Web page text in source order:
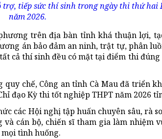
tiếp sức thí sinh trong ngày thi thứ hai
năm 2026.
trên địa bàn tỉnh khá thuận lợi,
án bảo đảm an ninh, trật tự, phân
cả thí sinh đều có mặt tại điểm thi
chế, Công an tỉnh Cà Mau đã triển
đạo Kỳ thi tốt nghiệp THPT năm 2026
các Hội nghị tập huấn chuyên sâu, rà
cán bộ, chiến sĩ tham gia làm nhiệm
tình huống.